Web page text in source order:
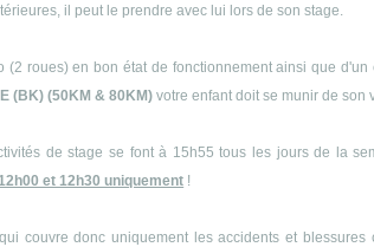
il peut le prendre avec lui lors de son stage.
roues) en bon état de fonctionnement ainsi que
(BK) (50KM & 80KM)votre enfant doit se munir de son
de stage se font à 15h55 tous les jours de la
et 12h30 uniquement !
couvre donc uniquement les accidents et